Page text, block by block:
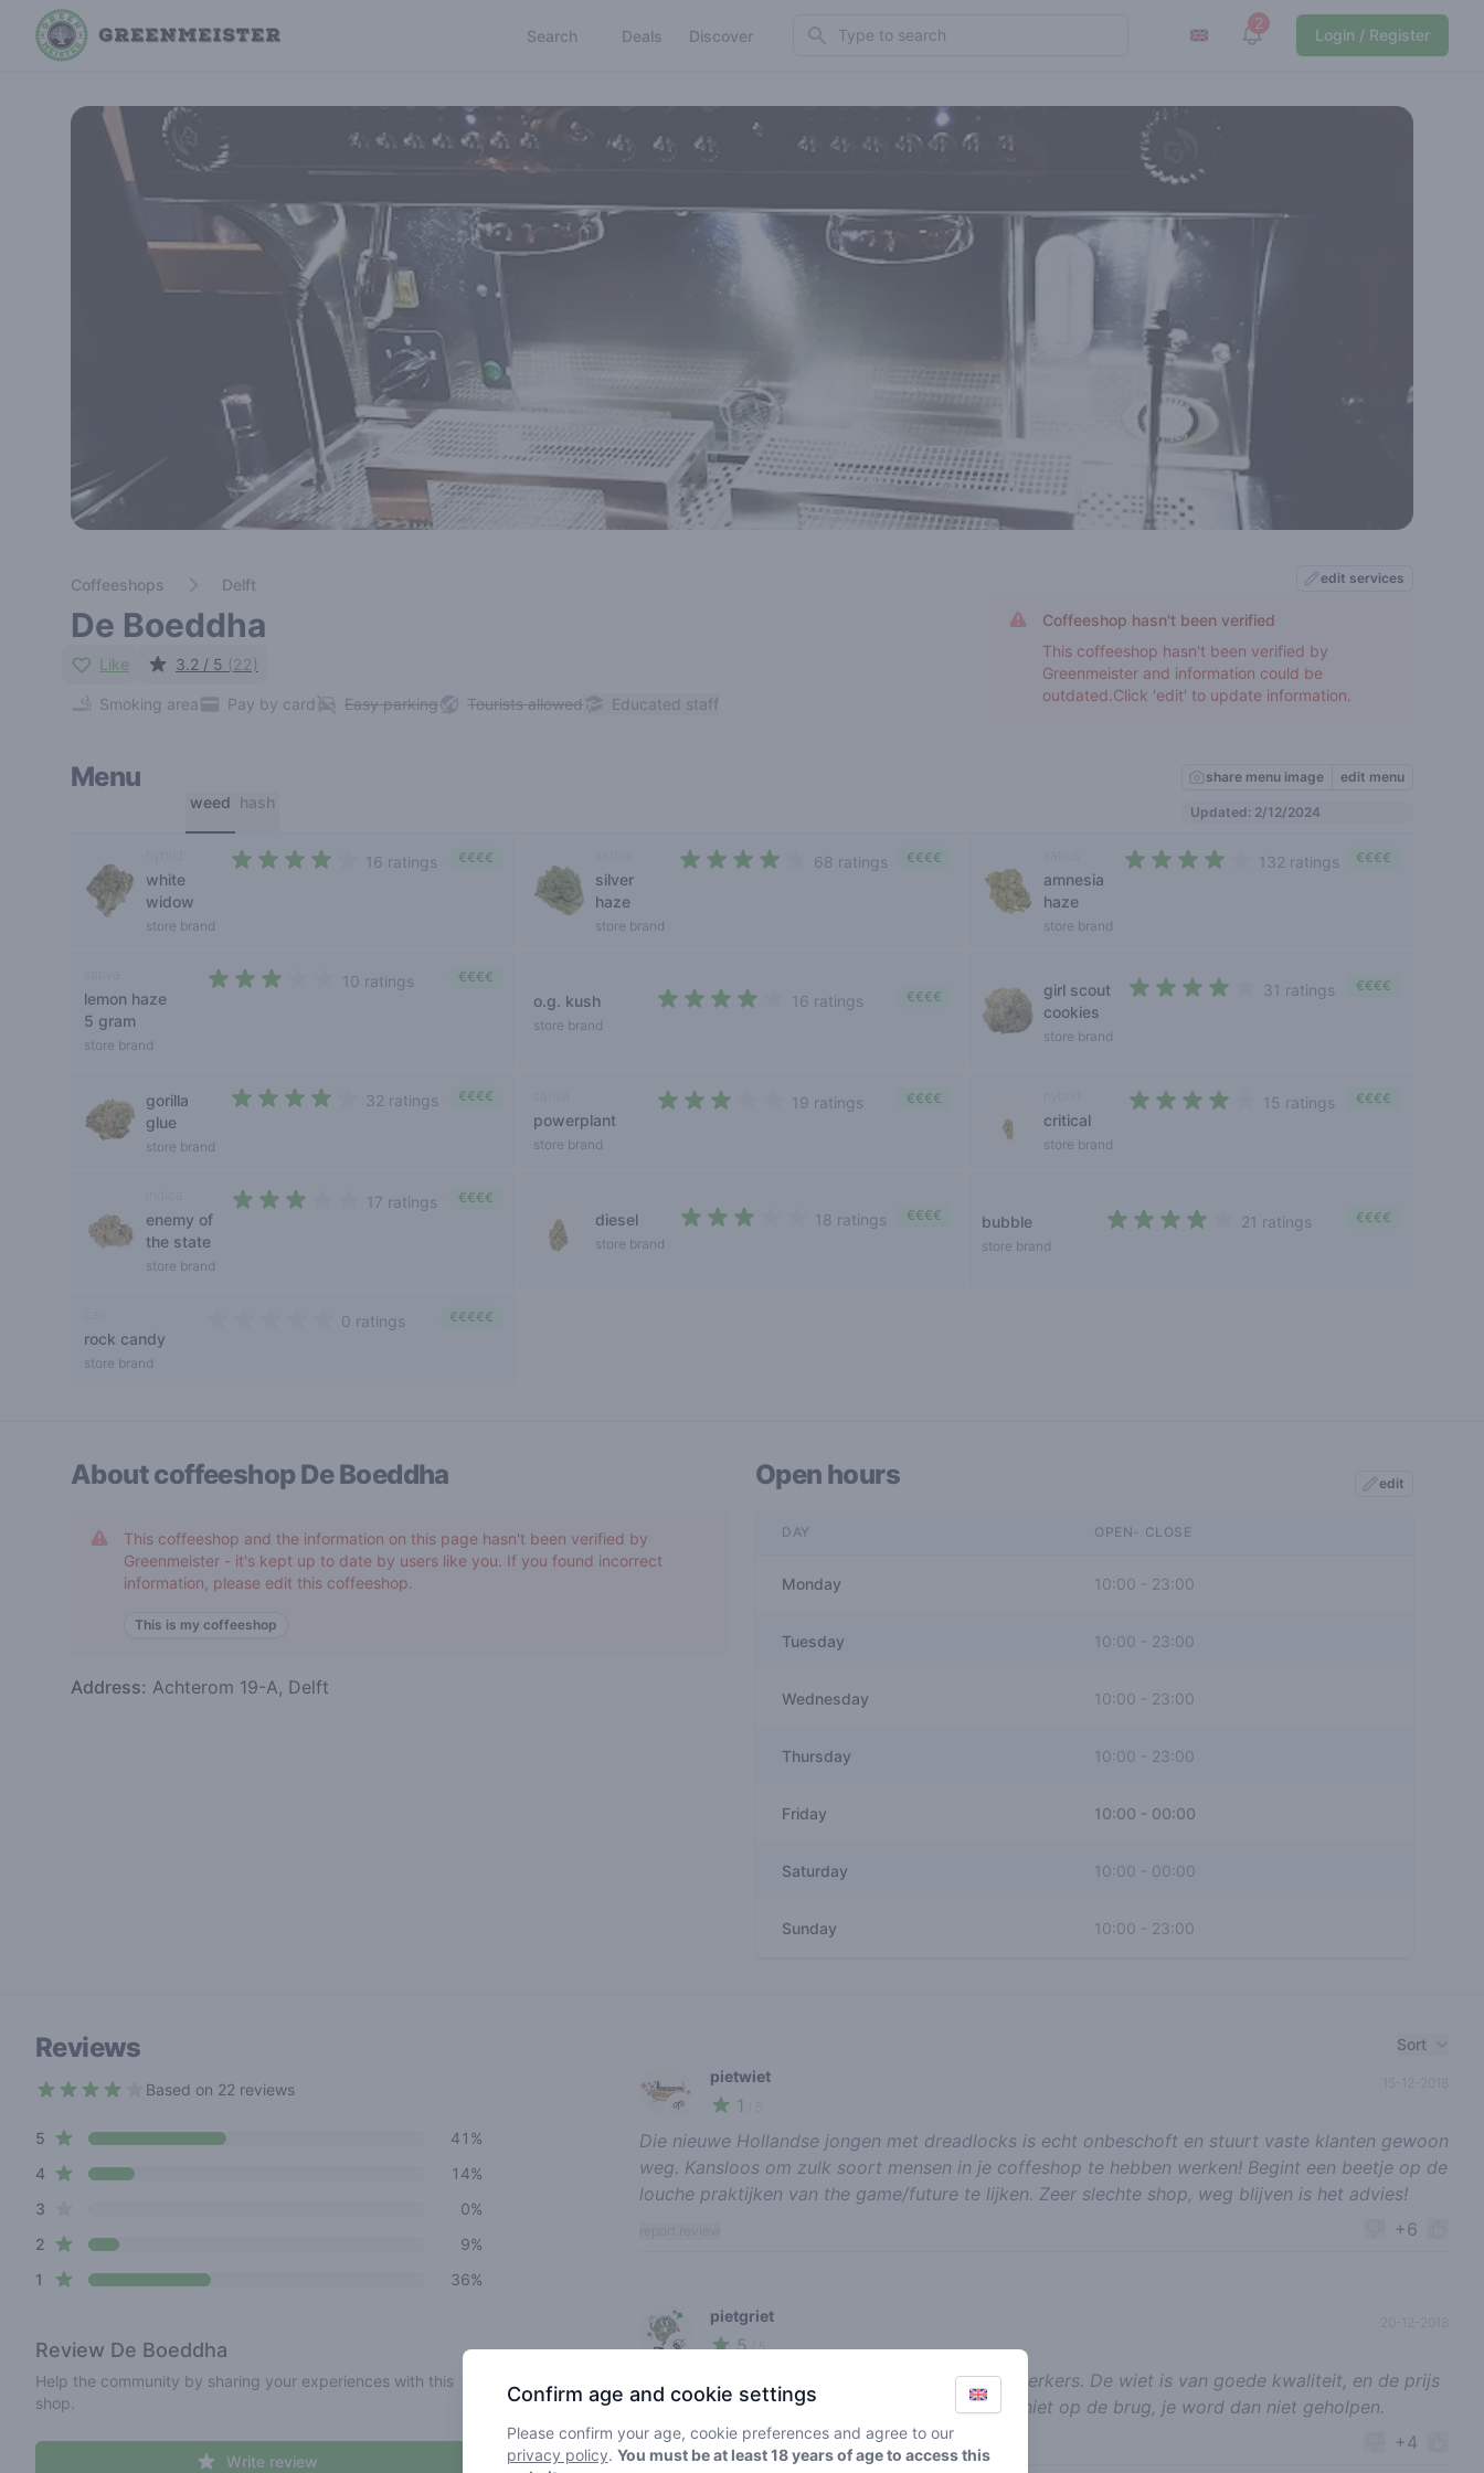
Search Deals Discover Search 2
View notifications
Login / Register
Coffeeshops Delft
De Boeddha
Like 3.2 / 5 (22)
Smoking area Pay by card Easy parking Tourists allowed Educated staff
edit services
Coffeeshop hasn't been verified
This coffeeshop hasn't been verified by
Greenmeister and information could be
outdated.Click 'edit' to update information.
Menu
weed hash
share menu image edit menu
Updated: 2/12/2024
white
widow
store brand
16 ratings €€€€
silver
haze
store brand
68 ratings €€€€
amnesia
haze
store brand
132 ratings €€€€
lemon haze
5 gram
store brand
10 ratings €€€€
o.g. kush
store brand
16 ratings €€€€
girl scout
cookies
store brand
31 ratings €€€€
gorilla
glue
store brand
32 ratings €€€€
powerplant
store brand
19 ratings €€€€
critical
store brand
15 ratings €€€€
enemy of
the state
store brand
17 ratings €€€€
diesel
store brand
18 ratings €€€€ bubble
store brand
21 ratings €€€€
rock candy
store brand
0 ratings €€€€€
About coffeeshopDe Boeddha
This coffeeshop and the information on this page hasn't been verified by
Greenmeister - it's kept up to date by users like you. If you found incorrect
information, please edit this coffeeshop.
This is my coffeeshop
Address: Achterom 19-A, Delft
Open hours edit
DAY OPEN- CLOSE
Monday 10:00 - 23:00
Tuesday 10:00 23:00
Wednesday 10:00 - 23:00
Thursday 10:00 23:00
Friday 10:00 - 00:00
Saturday 10:00 00:00
Sunday 10:00 - 23:00
Reviews
Based on 22 reviews
Review data
5 star reviews
41%
4star reviews
14%
3
0%
2 star reviews
9%
1 star reviews 36%
Review De Boeddha
Help the community by sharing your experiences with this
shop.
Write review
Sort
🌱
pietwiet
1
Die nieuwe Hollandse jongen met dreadlocks is echt onbeschoft en stuurt vaste klanten gewoon
weg. Kansloos om zulk soort mensen in je coffeshop te hebben werken! Begint een beetje op de
louche praktijken van the game/future te lijken. Zeer slechte shop, weg blijven is het advies!
+6
🍃
pietgriet
5/ 5
Gezellige shop, met leuke behulpzame medewerkers. De wiet is van goede kwaliteit, en de prijs
is fair. Als je deze shop bezoekt, parkeer dan niet op de brug, je word dan niet geholpen.
report review +4
Confirm age and cookie settings
Please confirm your age, cookie preferences and agree to our
privacy policy. You must be at least 18 years of age to access this